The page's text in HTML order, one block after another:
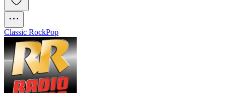
Classic RockPop